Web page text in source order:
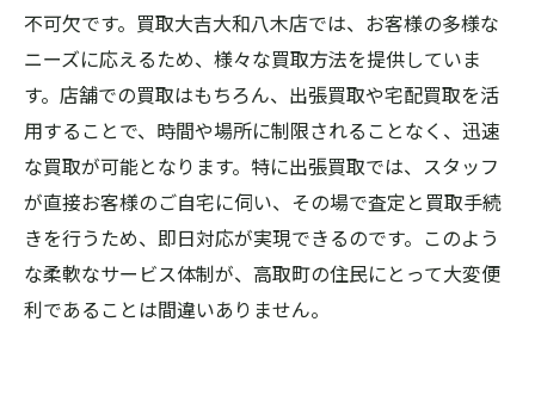
不可欠です。買取大吉大和八木店では、お客様の多様な
ニーズに応えるため、様々な買取方法を提供していま
す。店舗での買取はもちろん、出張買取や宅配買取を活
用することで、時間や場所に制限されることなく、迅速
な買取が可能となります。特に出張買取では、スタッフ
が直接お客様のご自宅に伺い、その場で査定と買取手続
きを行うため、即日対応が実現できるのです。このよう
な柔軟なサービス体制が、高取町の住民にとって大変便
利であることは間違いありません。